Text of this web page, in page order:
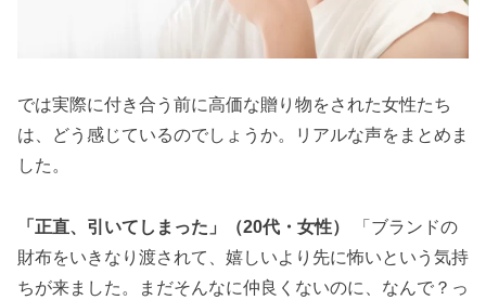
では実際に付き合う前に高価な贈り物をされた女性たち
は、どう感じているのでしょうか。リアルな声をまとめま
した。
「正直、引いてしまった」（20代・女性）
「ブランドの
財布をいきなり渡されて、嬉しいより先に怖いという気持
ちが来ました。まだそんなに仲良くないのに、なんで？っ